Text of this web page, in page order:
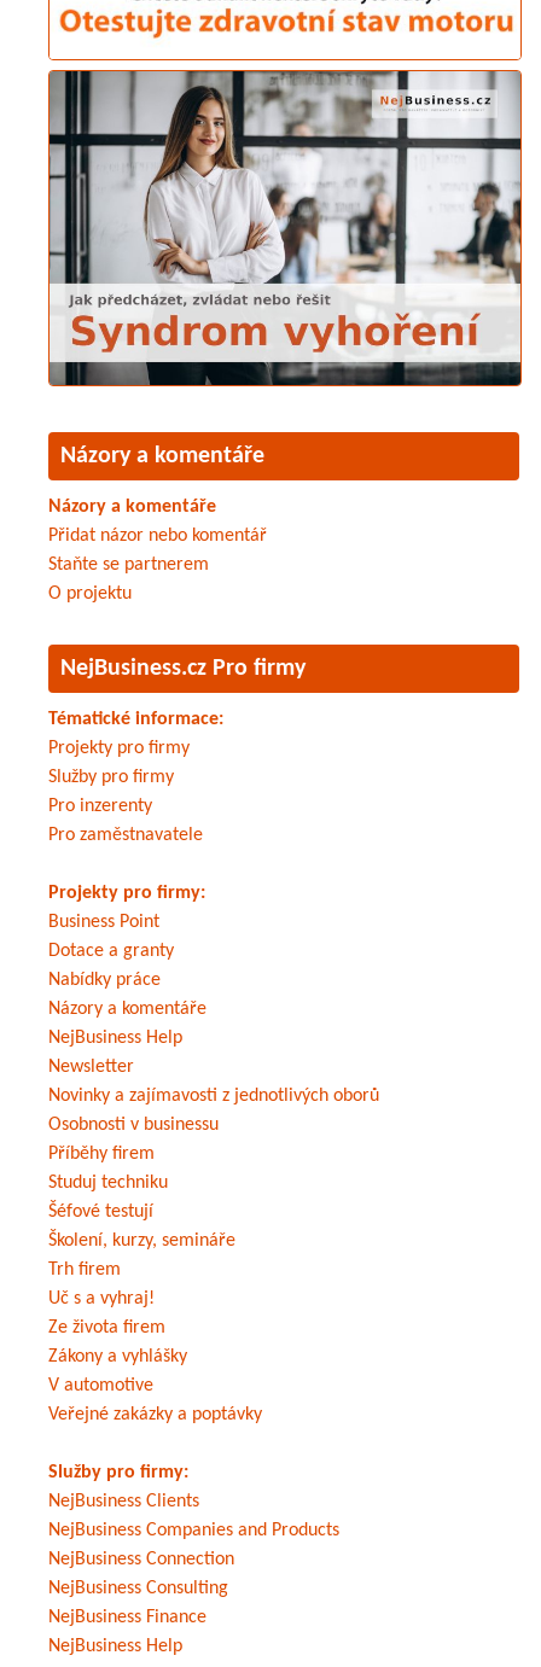
Názory a komentáře
Názory a komentáře
Přidat názor nebo komentář
Staňte se partnerem
O projektu
NejBusiness.cz Pro firmy
Tématické informace:
Projekty pro firmy
Služby pro firmy
Pro inzerenty
Pro zaměstnavatele
Projekty pro firmy:
Business Point
Dotace a granty
Nabídky práce
Názory a komentáře
NejBusiness Help
Newsletter
Novinky a zajímavosti z jednotlivých oborů
Osobnosti v businessu
Příběhy firem
Studuj techniku
Šéfové testují
Školení, kurzy, semináře
Trh firem
Uč s a vyhraj!
Ze života firem
Zákony a vyhlášky
V automotive
Veřejné zakázky a poptávky
Služby pro firmy:
NejBusiness Clients
NejBusiness Companies and Products
NejBusiness Connection
NejBusiness Consulting
NejBusiness Finance
NejBusiness Help